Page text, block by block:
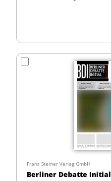
Franz Steiner Verlag GmbH
Berliner Debatte Initial